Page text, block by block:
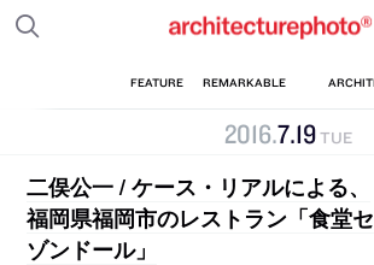
2016.7.19TUE
二俣公一 / ケース・リアルによる、
福岡県福岡市のレストラン「食堂セ
ゾンドール」